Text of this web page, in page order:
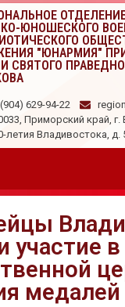
ЮНОШЕСКОГО
"ЮНАРМИЯ"
СВЯТОГО
629-94-22
Приморский край,
летия Владивостока, д.
участие в
медалей